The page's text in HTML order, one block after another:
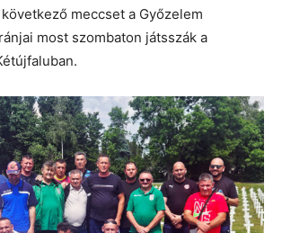
meccset a Győzelem
most szombaton játsszák a